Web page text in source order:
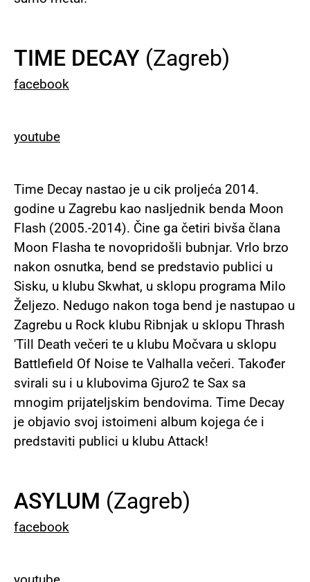
TIME DECAY (Zagreb)
facebook
youtube
Time Decay nastao je u cik proljeća 2014.
godine u Zagrebu kao nasljednik benda Moon
Flash (2005.-2014). Čine ga četiri bivša člana
Moon Flasha te novopridošli bubnjar. Vrlo brzo
nakon osnutka, bend se predstavio publici u
Sisku, u klubu Skwhat, u sklopu programa Milo
Željezo. Nedugo nakon toga bend je nastupao u
Zagrebu u Rock klubu Ribnjak u sklopu Thrash
'Till Death večeri te u klubu Močvara u sklopu
Battlefield Of Noise te Valhalla večeri. Također
svirali su i u klubovima Gjuro2 te Sax sa
mnogim prijateljskim bendovima. Time Decay
je objavio svoj istoimeni album kojega će i
predstaviti publici u klubu Attack!
ASYLUM (Zagreb)
facebook